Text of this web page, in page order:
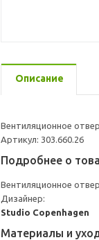
Описание
Вентиляционное
Артикул: 303.660.26
Подробнее о
Вентиляционное
Дизайнер:
Studio Copenhagen
Материалы и